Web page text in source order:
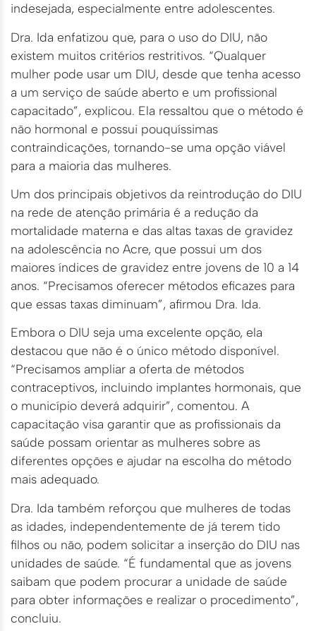
indesejada, especialmente entre adolescentes.
Dra. Ida enfatizou que, para o uso do DIU, não
existem muitos critérios restritivos. “Qualquer
mulher pode usar um DIU, desde que tenha acesso
a um serviço de saúde aberto e um profissional
capacitado”, explicou. Ela ressaltou que o método é
não hormonal e possui pouquíssimas
contraindicações, tornando-se uma opção viável
para a maioria das mulheres.
Um dos principais objetivos da reintrodução do DIU
na rede de atenção primária é a redução da
mortalidade materna e das altas taxas de gravidez
na adolescência no Acre, que possui um dos
maiores índices de gravidez entre jovens de 10 a 14
anos. “Precisamos oferecer métodos eficazes para
que essas taxas diminuam”, afirmou Dra. Ida.
Embora o DIU seja uma excelente opção, ela
destacou que não é o único método disponível.
“Precisamos ampliar a oferta de métodos
contraceptivos, incluindo implantes hormonais, que
o município deverá adquirir”, comentou. A
capacitação visa garantir que as profissionais da
saúde possam orientar as mulheres sobre as
diferentes opções e ajudar na escolha do método
mais adequado.
Dra. Ida também reforçou que mulheres de todas
as idades, independentemente de já terem tido
filhos ou não, podem solicitar a inserção do DIU nas
unidades de saúde. “É fundamental que as jovens
saibam que podem procurar a unidade de saúde
para obter informações e realizar o procedimento”,
concluiu.